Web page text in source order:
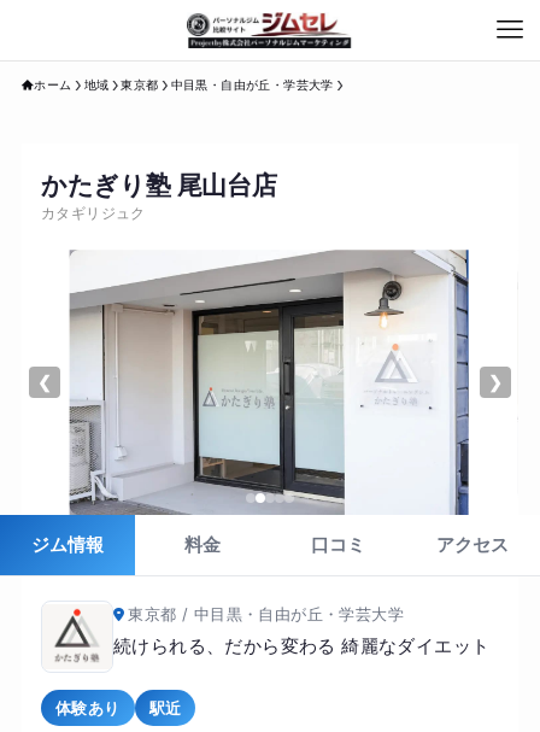
ホーム 地域 東京都 中目黒・自由が丘・学芸大学
かたぎり塾 尾山台店
カタギリジュク
❮ ❯
ジム情報 料金 口コミ アクセス
東京都 / 中目黒・自由が丘・学芸大学
続けられる、だから変わる 綺麗なダイエット
体験あり 駅近